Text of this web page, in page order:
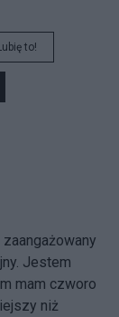
to!
Jestem
mam czworo
niż